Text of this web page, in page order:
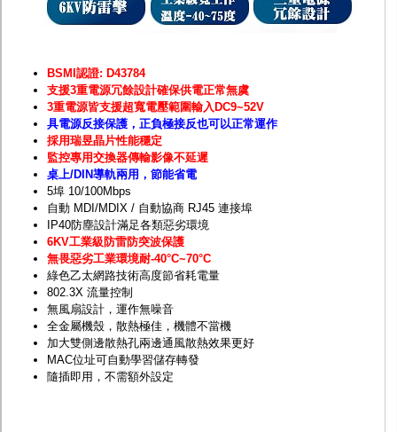
變壓器.避雷器
轉接頭
電腦工業機殼
客訂商品
BSMI認證: D43784
支援3重電源冗餘設計確保供電正常無虞
3重電源皆支援超寬電壓範圍輸入DC9~52V
具電源反接保護，正負極接反也可以正常運作
採用瑞昱晶片性能穩定
監控專用交換器傳輸影像不延遲
桌上/DIN導軌兩用，節能省電
5埠 10/100Mbps
自動 MDI/MDIX / 自動協商 RJ45 連接埠
IP40防塵設計滿足各類惡劣環境
6KV工業級防雷防突波保護
無畏惡劣工業環境耐-40°C~70°C
綠色乙太網路技術高度節省耗電量
802.3X 流量控制
無風扇設計，運作無噪音
全金屬機殼，散熱極佳，機體不當機
加大雙側邊散熱孔兩邊通風散熱效果更好
MAC位址可自動學習儲存轉發
隨插即用，不需額外設定